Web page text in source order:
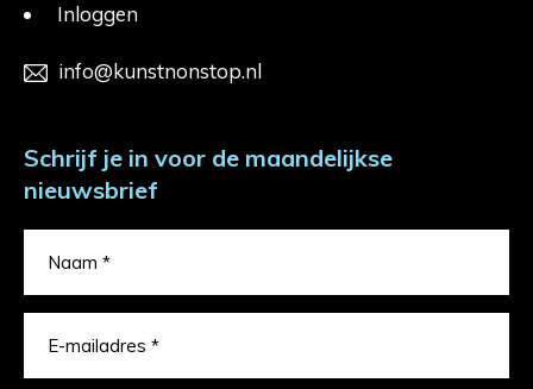
Inloggen
info@kunstnonstop.nl
Schrijf je in voor de maandelijkse
nieuwsbrief